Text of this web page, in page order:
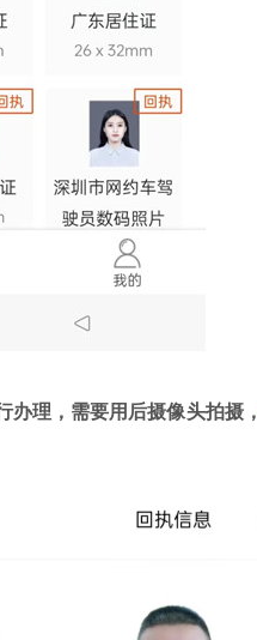
办理，需要用后摄像头拍摄，